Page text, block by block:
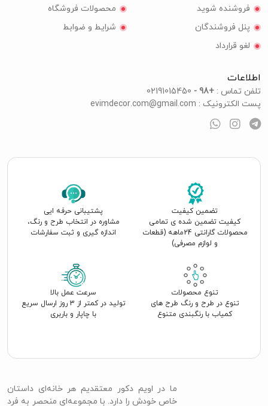
فروشنده شوید
پنل فروشندگان
لغو قرارداد
محصولات فروشگاه
شرایط و ضوابط
اطلاعات
تلفن تماس : +98 -
02191015450
پست الکترونیک : evimdecor.com@gmail.com
تضمین کیفیت
کیفیت تضمین شده ی تمامی
محصولات گارانتی 24ماهه (قطعات
و لوازم مصرفی)
پشتیبانی حرفه ایی
مشاوره در انتخاب طرح و رنگ،
اندازه گیری و ثبت سفارشات
تنوع محصولات
تنوع در طرح و رنگ طرح های
کمیاب با رنگبندی متنوع
سرعت عمل بالا
تولید در کمتر از 3 روز ارسال سریع
با چاپار و باربری
ما در اویم دکور معتقدیم هر خانه‌ای داستان
خاص خودش را دارد. با مجموعه‌ای منحصر به فرد